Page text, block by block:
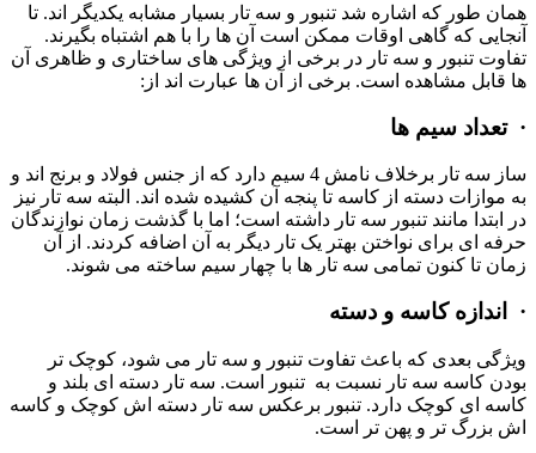
همان طور که اشاره شد تنبور و سه تار بسیار مشابه یکدیگر اند. تا
آنجایی که گاهی اوقات ممکن است آن ها را با هم اشتباه بگیرند.
تفاوت تنبور و سه تار در برخی از ویژگی های ساختاری و ظاهری آن
ها قابل مشاهده است. برخی از آن ها عبارت اند از:
·تعداد سیم ها
ساز سه تار برخلاف نامش 4 سیم دارد که از جنس فولاد و برنج اند و
به موازات دسته از کاسه تا پنجه آن کشیده شده اند. البته سه تار نیز
در ابتدا مانند تنبور سه تار داشته است؛ اما با گذشت زمان نوازندگان
حرفه ای برای نواختن بهتر یک تار دیگر به آن اضافه کردند. از آن
زمان تا کنون تمامی سه تار ها با چهار سیم ساخته می شوند.
· اندازه کاسه و دسته
ویژگی بعدی که باعث تفاوت تنبور و سه تار می شود، کوچک تر
بودن کاسه سه تار نسبت به تنبور است. سه تار دسته ای بلند و
کاسه ای کوچک دارد. تنبور برعکس سه تار دسته اش کوچک و کاسه
اش بزرگ تر و پهن تر است.